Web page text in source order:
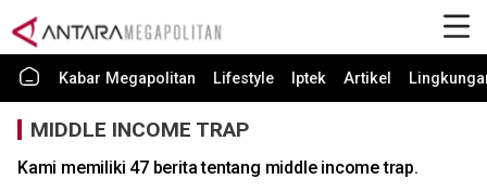
Kabar Megapolitan Lifestyle Iptek Artikel
MIDDLE INCOME TRAP
Kami memiliki 47 berita tentang middle income trap.